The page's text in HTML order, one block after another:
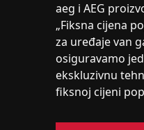
aeg i AEG
„Fiksna cijena
za uređaje van
osiguravamo
ekskluzivnu
fiksnoj cijeni